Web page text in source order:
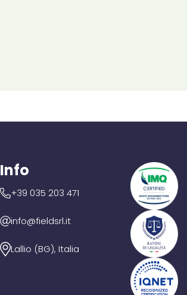
Info
+39 035 203 471
info@fieldsrl.it
Lallio (BG), Italia